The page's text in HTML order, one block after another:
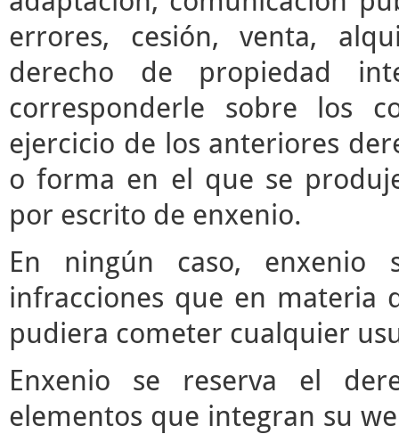
errores, cesión, venta,
derecho de propiedad
corresponderle sobre los
ejercicio de los anteriores
o forma en el que se
por escrito de enxenio.
En ningún caso, enxenio
infracciones que en materia
pudiera cometer cualquier
Enxenio se reserva el
elementos que integran su